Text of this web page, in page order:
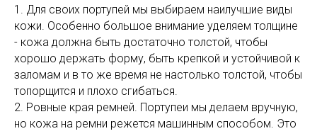
1. Для своих портупей мы выбираем наилучшие виды
кожи. Особенно большое внимание уделяем толщине
- кожа должна быть достаточно толстой, чтобы
хорошо держать форму, быть крепкой и устойчивой к
заломам и в то же время не настолько толстой, чтобы
топорщится и плохо сгибаться.
2. Ровные края ремней. Портупеи мы делаем вручную,
но кожа на ремни режется машинным способом. Это